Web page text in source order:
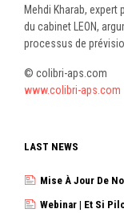
Mehdi Kharab,
du cabinet LEON,
processus de
© colibri-aps.com
www.colibri-aps.com
LAST NEWS
Mise À Jour De
Webinar | Et Si